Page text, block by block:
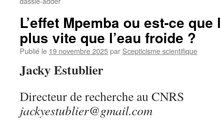
L’effet Mpemba ou est-ce que
plus vite que l’eau froide ?
Publié le 19 novembre 2025par Scepticisme scientifique
Jacky Estublier
Directeur de recherche au CNRS
jackyestublier@gmail.com